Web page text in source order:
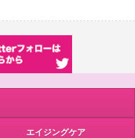
エイジングケア